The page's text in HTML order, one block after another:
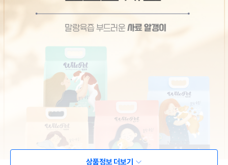
상품정보 더보기